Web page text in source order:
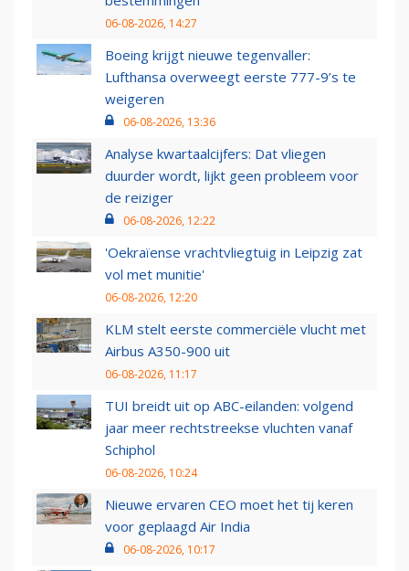
06-08-2026, 14:27
Boeing krijgt nieuwe tegenvaller:
Lufthansa overweegt eerste 777-9’s te
weigeren
06-08-2026, 13:36
Analyse kwartaalcijfers: Dat vliegen
duurder wordt, lijkt geen probleem voor
de reiziger
06-08-2026, 12:22
'Oekraïense vrachtvliegtuig in Leipzig zat
vol met munitie'
06-08-2026, 12:20
KLM stelt eerste commerciële vlucht met
Airbus A350-900 uit
06-08-2026, 11:17
TUI breidt uit op ABC-eilanden: volgend
jaar meer rechtstreekse vluchten vanaf
Schiphol
06-08-2026, 10:24
Nieuwe ervaren CEO moet het tij keren
voor geplaagd Air India
06-08-2026, 10:17